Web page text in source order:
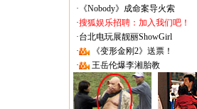
· 《Nobody》成命案导火索
·搜狐娱乐招聘：加入我们吧！
·台北电玩展靓丽ShowGirl
·
《变形金刚2》送票！
·
王岳伦爆李湘胎教